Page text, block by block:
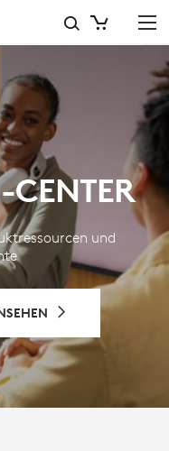
CENTER
und